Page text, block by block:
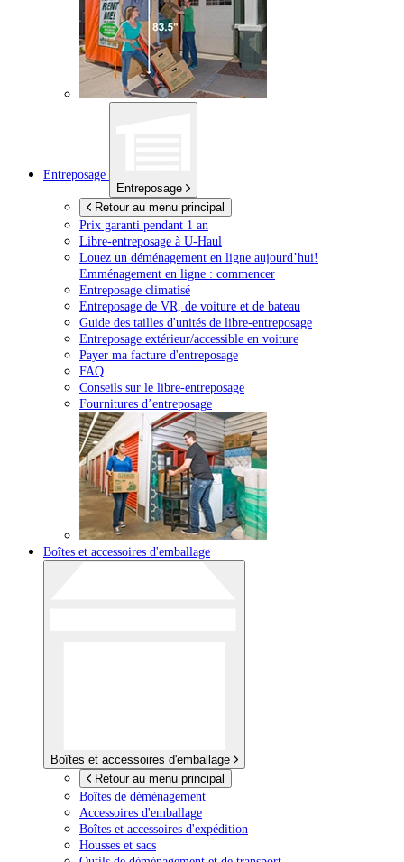
Entreposage
Entreposage
Retour au menu principal
Prix garanti pendant 1 an
Libre-entreposage à U-Haul
Louez un déménagement en ligne aujourd’hui!
Emménagement en ligne : commencer
Entreposage climatisé
Entreposage de VR, de voiture et de bateau
Guide des tailles d'unités de libre-entreposage
Entreposage extérieur/accessible en voiture
Payer ma facture d'entreposage
FAQ
Conseils sur le libre-entreposage
Fournitures d’entreposage
Boîtes et accessoires d'emballage
Boîtes et accessoires d'emballage
Retour au menu principal
Boîtes de déménagement
Accessoires d'emballage
Boîtes et accessoires d'expédition
Housses et sacs